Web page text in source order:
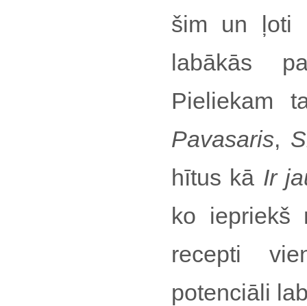
šim un ļoti
labākās
Pieliekam
Pavasaris,
hītus kā Ir
ko iepriekš
recepti
potenciāli